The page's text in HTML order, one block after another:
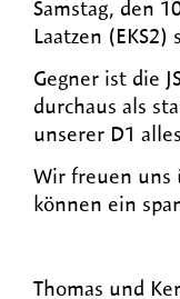
Samstag, den
Laatzen (EKS2)
Gegner ist die
durchaus als
unserer D1
Wir freuen uns
können ein
Thomas und